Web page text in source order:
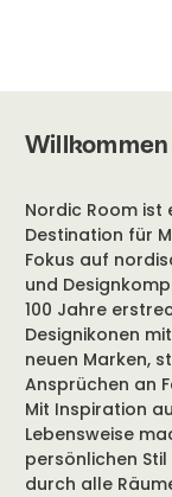
Nordic Room ist
Destination für
Fokus auf
und
100 Jahre
Designikonen
neuen Marken,
Ansprüchen an
Mit Inspiration
Lebensweise
persönlichen
durch alle